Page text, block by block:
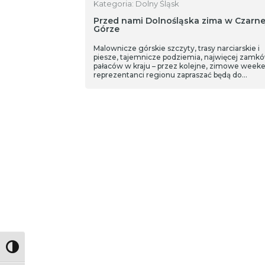
Toggle High Contrast
Kategoria: Dolny Śląsk
Przed nami Dolnośląska zima w
Górze
Malownicze górskie szczyty, trasy narciarskie i
piesze, tajemnicze podziemia, najwięcej
pałaców w kraju – przez kolejne, zimowe
reprezentanci regionu zapraszać będą do